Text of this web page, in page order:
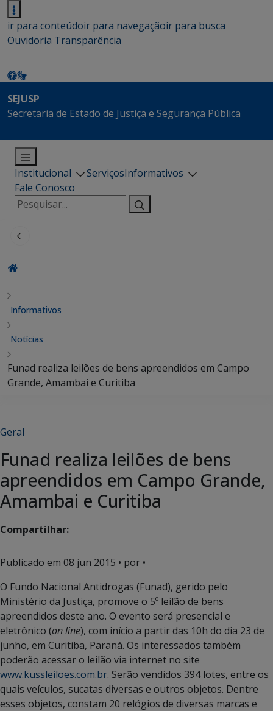
ir para conteúdoir para navegaçãoir para busca
Ouvidoria Transparência
SEJUSP
Secretaria de Estado de Justiça e Segurança Pública
Institucional ServiçosInformativos
Fale Conosco
Pesquisar
por:
Informativos
Notícias
Funad realiza leilões de bens apreendidos em Campo
Grande, Amambai e Curitiba
Geral
Funad realiza leilões de bens
apreendidos em Campo Grande,
Amambai e Curitiba
Compartilhar:
Publicado em 08 jun 2015 • por •
O Fundo Nacional Antidrogas (Funad), gerido pelo
Ministério da Justiça, promove o 5º leilão de bens
apreendidos deste ano. O evento será presencial e
eletrônico (on line), com início a partir das 10h do dia 23 de
junho, em Curitiba, Paraná. Os interessados também
poderão acessar o leilão via internet no site
www.kussleiloes.com.br. Serão vendidos 394 lotes, entre os
quais veículos, sucatas diversas e outros objetos. Dentre
esses objetos, constam 20 relógios de diversas marcas e